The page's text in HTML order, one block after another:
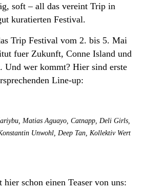
soft – all das vereint Trip in
kuratierten Festival.
Trip Festival vom 2. bis 5. Mai
fuer Zukunft, Conne Island und
Und wer kommt? Hier sind erste
Line-up:
Matias Aguayo, Catnapp, Deli Girls,
Unwohl, Deep Tan, Kollektiv Wert
schon einen Teaser von uns: